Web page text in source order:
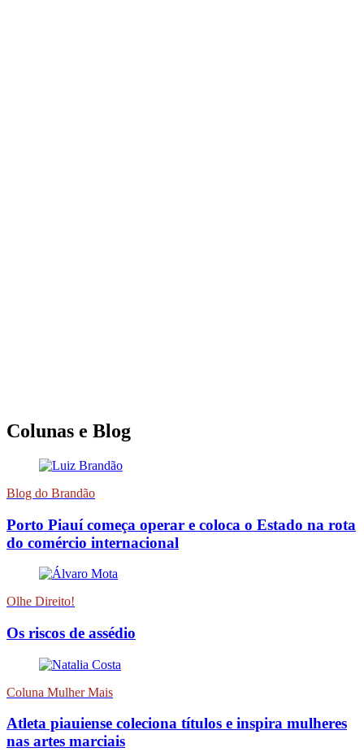
Colunas e Blog
Blog do Brandão
Porto Piauí começa operar e coloca o Estado na rota
do comércio internacional
Olhe Direito!
Os riscos de assédio
Coluna Mulher Mais
Atleta piauiense coleciona títulos e inspira mulheres
nas artes marciais